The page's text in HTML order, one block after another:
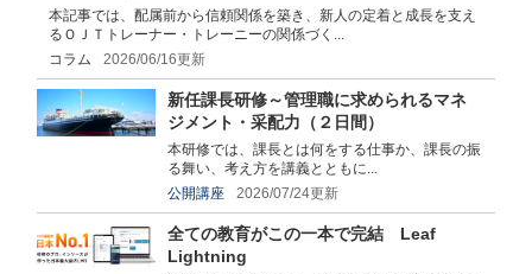
本記事では、配属前から信頼関係を築き、新人の定着と成長を支え
るＯＪＴトレーナー・トレーニーの関係づく...
コラム
2026/06/16更新
新任課長研修～管理職に求められるマネ
ジメント・采配力（２日間）
本研修では、課長とは何をする仕事か、課長の振
る舞い、考え方を講義とともに...
公開講座
2026/07/24更新
全ての教育がこの一本で完結 Leaf
Lightning